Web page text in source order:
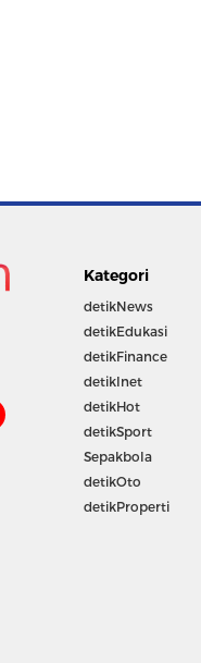
Kategori
detikNews
detikEdukasi
detikFinance
detikInet
detikHot
detikSport
Sepakbola
detikOto
detikProperti